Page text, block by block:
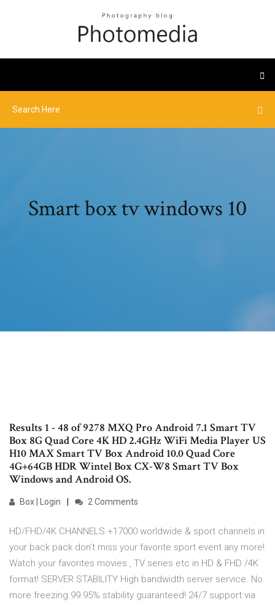
Smart box tv windows 10
Results 1 - 48 of 9278 MXQ Pro Android 7.1 Smart TV
Box 8G Quad Core 4K HD 2.4GHz WiFi Media Player US
H10 MAX Smart TV Box Android 10.0 Quad Core
4G+64GB HDR Wintel Box CX-W8 Smart TV Box
Windows and Android OS.
Box | Login 2 Comments
HD/FHD/4K CHANNELS +17000 worldwide & sport channels in
your back pack don’t miss your favorite sport event any more!
Watch your favorites movies , TV series etc in HD & FHD /4K
format! SERVER STABILITY High bandwidth server service. No
more freezing 99.95% stability guaranteed! 24/7 support via